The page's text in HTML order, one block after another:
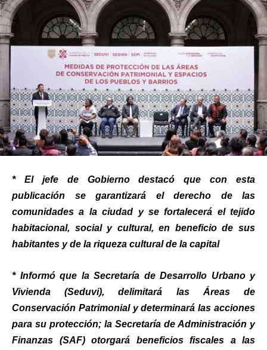
* El jefe de Gobierno destacó que con esta
publicación se garantizará el derecho de las
comunidades a la ciudad y se fortalecerá el tejido
habitacional, social y cultural, en beneficio de sus
habitantes y de la riqueza cultural de la capital
* Informó que la Secretaría de Desarrollo Urbano y
Vivienda (Seduvi), delimitará las Áreas de
Conservación Patrimonial y determinará las acciones
para su protección; la Secretaría de Administración y
Finanzas (SAF) otorgará beneficios fiscales a las